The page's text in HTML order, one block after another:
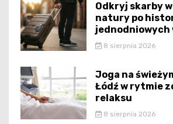
Odkryj skarby
natury po
jednodniowych
8 sierpnia 2026
Joga na
Łódź w rytmie
relaksu
8 sierpnia 2026